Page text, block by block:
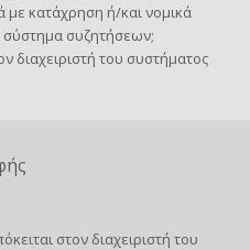
με κατάχρηση ή/και νομικά
σύστημα συζητήσεων;
του συστήματος
στον διαχειριστή του